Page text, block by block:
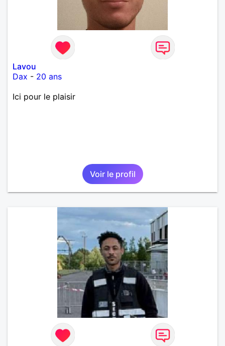
Lavou
Dax - 20 ans
Ici pour le plaisir
Voir le profil